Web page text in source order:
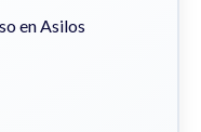
en Asilos